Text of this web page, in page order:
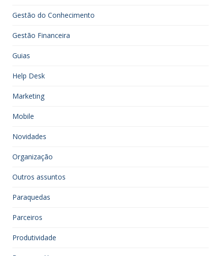
Gestão do Conhecimento
Gestão Financeira
Guias
Help Desk
Marketing
Mobile
Novidades
Organização
Outros assuntos
Paraquedas
Parceiros
Produtividade